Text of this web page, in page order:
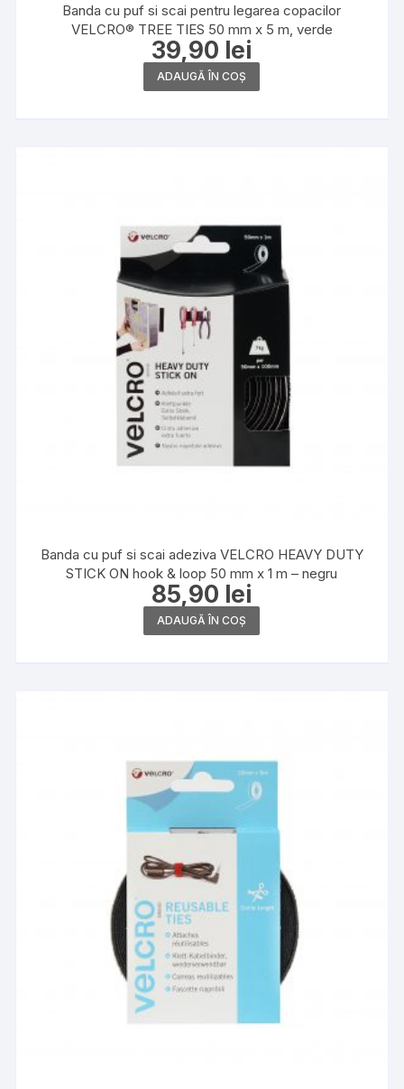
Banda cu puf si scai pentru legarea copacilor
VELCRO® TREE TIES 50 mm x 5 m, verde
39,90 lei
ADAUGĂ ÎN COȘ
Banda cu puf si scai adeziva VELCRO HEAVY DUTY
STICK ON hook & loop 50 mm x 1 m – negru
85,90 lei
ADAUGĂ ÎN COȘ